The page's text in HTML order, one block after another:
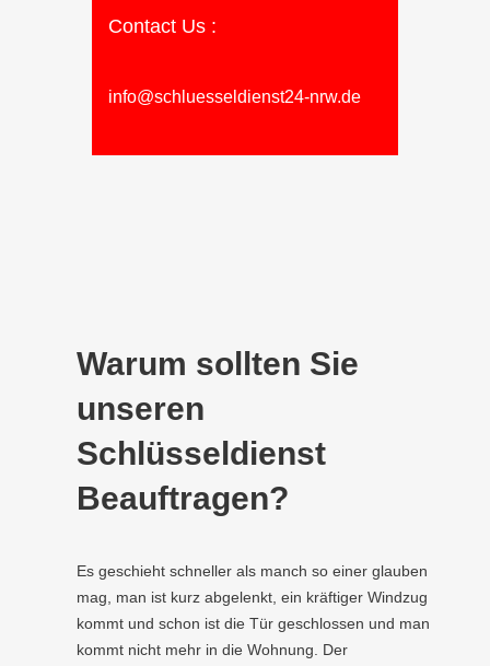
Contact Us :
info@schluesseldienst24-nrw.de
Warum sollten Sie
unseren
Schlüsseldienst
Beauftragen?
Es geschieht schneller als manch so einer glauben
mag, man ist kurz abgelenkt, ein kräftiger Windzug
kommt und schon ist die Tür geschlossen und man
kommt nicht mehr in die Wohnung. Der